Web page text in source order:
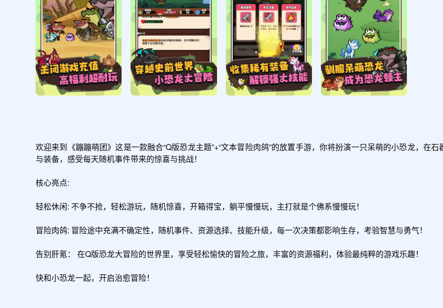
欢迎来到《蹦蹦萌团》这是一款融合“Q版恐龙主题”+“文本冒险肉鸽”的放置手游，你将扮演一只呆萌的小恐龙，在
与装备，感受每天随机事件带来的惊喜与挑战！
核心亮点:
轻松休闲: 不争不抢，轻松游玩，随机惊喜，开箱得宝，躺平慢慢玩，主打就是个佛系慢慢玩！
冒险肉鸽: 冒险途中充满不确定性，随机事件、资源选择、技能升级，每一次决策都影响生存，考验智慧与勇气！
告别肝氪： 在Q版恐龙大冒险的世界里，享受轻松愉快的冒险之旅，丰富的资源福利，体验最纯粹的游戏乐趣！
快和小恐龙一起，开启治愈冒险！